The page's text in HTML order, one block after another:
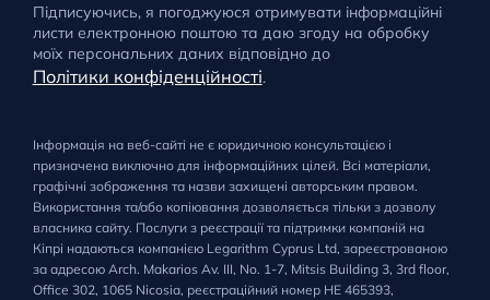
Підписуючись, я погоджуюся отримувати інформаційні
листи електронною поштою та даю згоду на обробку
моїх персональних даних відповідно до
Політики конфіденційності.
Інформація на веб-сайті не є юридичною консультацією і
призначена виключно для інформаційних цілей. Всі матеріали,
графічні зображення та назви захищені авторським правом.
Використання та/або копіювання дозволяється тільки з дозволу
власника сайту. Послуги з реєстрації та підтримки компаній на
Кіпрі надаються компанією Legarithm Cyprus Ltd, зареєстрованою
за адресою Arch. Makarios Av. III, No. 1-7, Mitsis Building 3, 3rd floor,
Office 302, 1065 Nicosia, реєстраційний номер HE 465393,